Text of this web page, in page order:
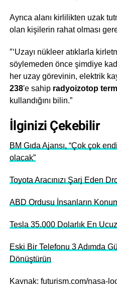
Ayrıca alanı kirlilikten uzak
olan kişilerin rahat olması
″‘Uzayı nükleer atıklarla
söylemeden önce şimdiye
her uzay görevinin, elektrik
238′e sahipradyoizotop
kullandığını bilin.”
İlginizi Çekebilir
BM Gıda Ajansı, “Çok çok
olacak”
Toyota Aracınızı Şarj Eden
ABD Ordusu İnsanların
Tesla 35.000 Dolarlık En
Eski Bir Telefonu 3 Adımda
Dönüştürün
Kaynak: futurism.com/nasa-